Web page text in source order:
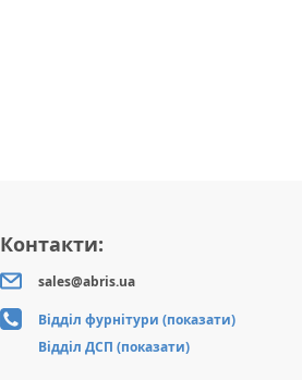
Контакти:
sales@abris.ua
Відділ фурнітури (показати)
Відділ ДСП (показати)